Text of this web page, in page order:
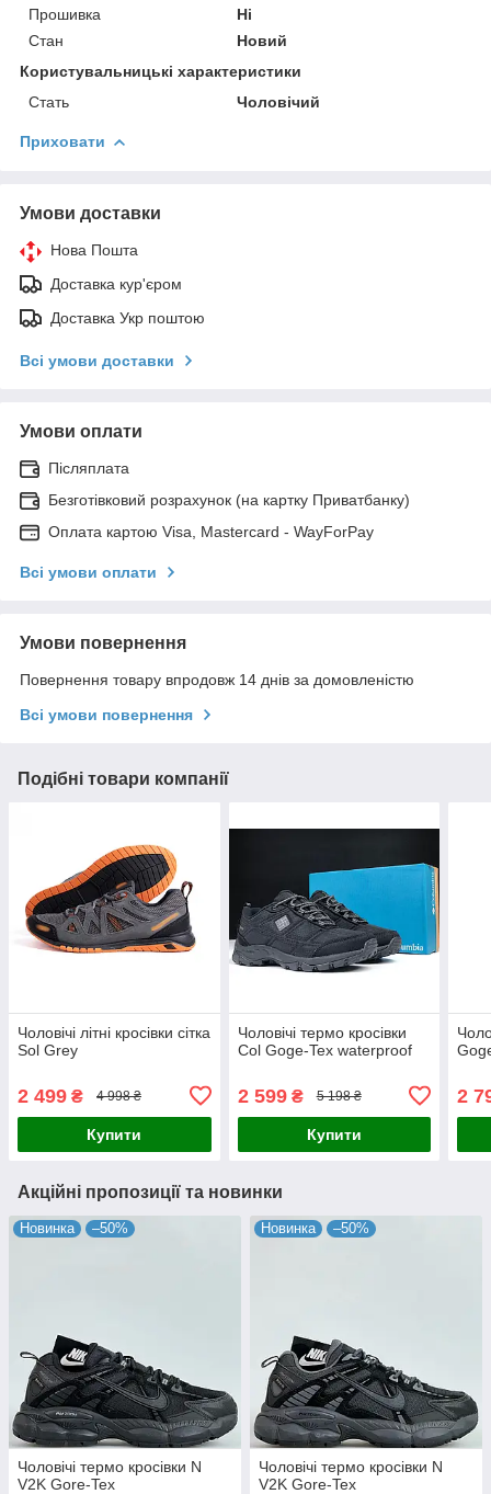
Прошивка
Ні
Стан
Новий
Користувальницькі характеристики
Стать
Чоловічий
Приховати
Умови доставки
Нова Пошта
Доставка кур'єром
Доставка Укр поштою
Всі умови доставки
Умови оплати
Післяплата
Безготівковий розрахунок (на картку Приватбанку)
Оплата картою Visa, Mastercard - WayForPay
Всі умови оплати
Умови повернення
Повернення товару впродовж 14 днів за домовленістю
Всі умови повернення
Подібні товари компанії
Чоловічі літні кросівки сітка
Sol Grey
2 499 ₴ 4 998 ₴
Купити
Чоловічі термо кросівки
Col Goge-Tex waterproof
2 599₴ 5 198 ₴
Купити
2
Акційні пропозиції та новинки
Новинка –50%
Чоловічі термо кросівки N
V2K Gore-Tex
Новинка –50%
Чоловічі термо кросівки N
V2K Gore-Tex